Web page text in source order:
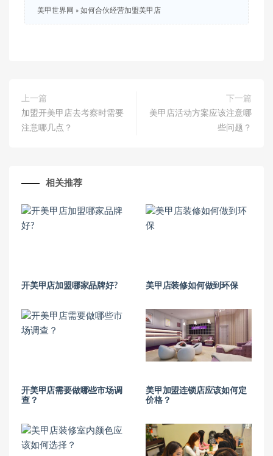
美甲世界网 » 如何合伙经营加盟美甲店
上一篇
加盟开美甲店去考察时需要
注意哪几点？
下一篇
美甲店活动方案应该注意哪
些问题？
相关推荐
开美甲店加盟哪家品牌好? 美甲店装修如何做到环保
开美甲店需要做哪些市场调
查？
美甲加盟连锁店应该如何定
价格？